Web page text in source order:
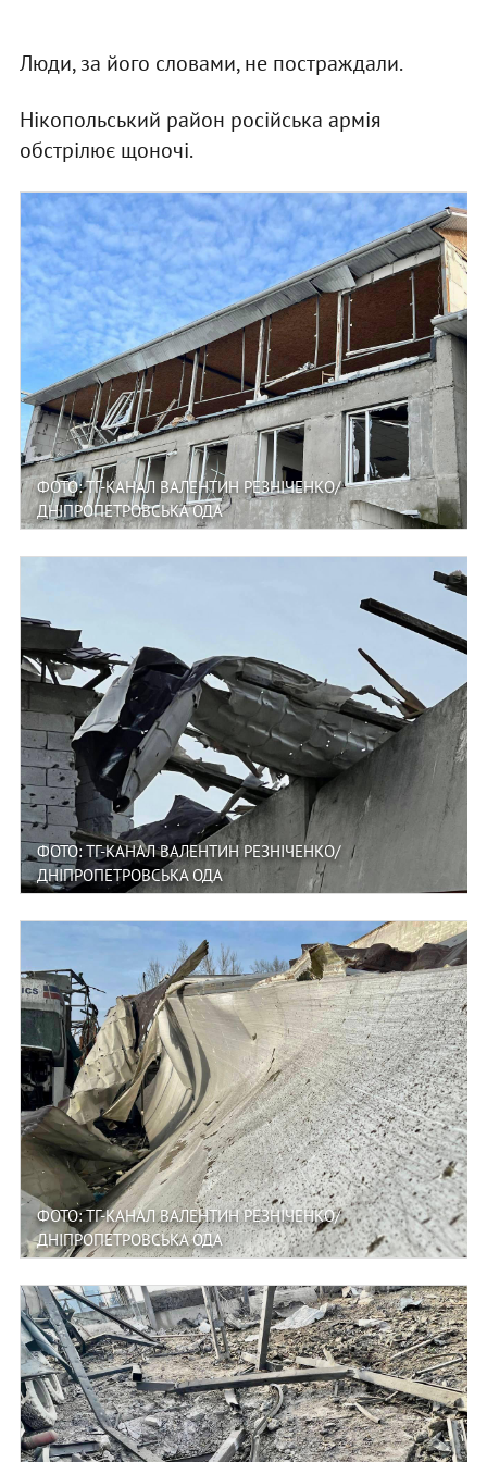
Люди, за його словами, не постраждали.
Нікопольський район російська армія
обстрілює щоночі.
ФОТО: ТГ-КАНАЛ ВАЛЕНТИН РЕЗНІЧЕНКО/
ДНІПРОПЕТРОВСЬКА ОДА
ФОТО: ТГ-КАНАЛ ВАЛЕНТИН РЕЗНІЧЕНКО/
ДНІПРОПЕТРОВСЬКА ОДА
ФОТО: ТГ-КАНАЛ ВАЛЕНТИН РЕЗНІЧЕНКО/
ДНІПРОПЕТРОВСЬКА ОДА